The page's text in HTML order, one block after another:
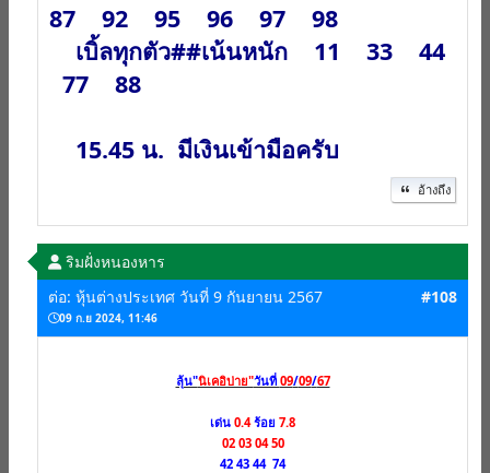
87 92 95 96 97 98
เบิ้ลทุกตัว##เน้นหนัก 11 33 44
77 88
15.45 น. มีเงินเข้ามือครับ
อ้างถึง
ริมฝั่งหนองหาร
ต่อ: หุ้นต่างประเทศ วันที่ 9 กันยายน 2567
09 ก.ย 2024, 11:46
#108
ลุ้น"นิเคอิบ่าย"วันที่ 09/09/67
เด่น 0.4 ร้อย 7.8
02 03 04 50
42 43 44 74